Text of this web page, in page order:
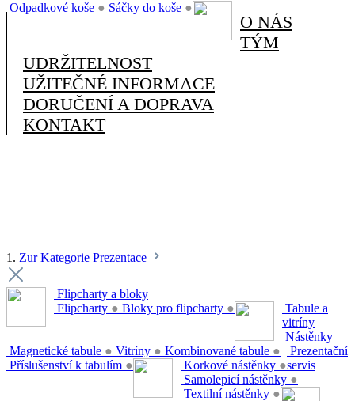
Odpadkové koše ● Sáčky do koše ●
O NÁS
TÝM
UDRŽITELNOST
UŽITEČNÉ INFORMACE
DORUČENÍ A DOPRAVA
KONTAKT
1. Zur Kategorie Prezentace
Flipcharty a bloky
Flipcharty ● Bloky pro flipcharty ●
Tabule a
vitríny
Magnetické tabule ● Vitríny ● Kombinované tabule ●
Příslušenství k tabulím ●
Nástěnky
Korkové nástěnky ●
Samolepicí nástěnky ●
Textilní nástěnky ●
Prezentační
servis